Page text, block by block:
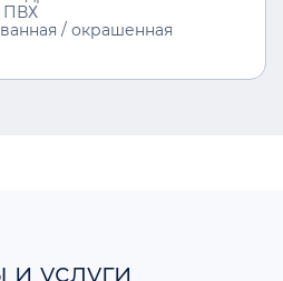
ПВХ
/ окрашенная
и услуги